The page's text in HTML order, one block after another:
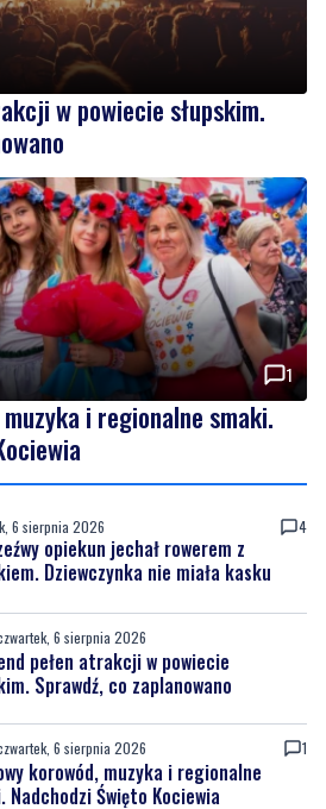
w powiecie słupskim.
i regionalne smaki.
opiekun jechał rowerem z
Dziewczynka nie miała kasku
pełen atrakcji w powiecie
Sprawdź, co zaplanowano